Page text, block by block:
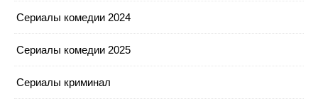
Сериалы комедии 2024
Сериалы комедии 2025
Сериалы криминал